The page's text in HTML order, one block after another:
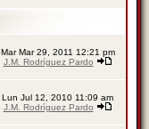
Mar Mar 29, 2011 12:21 pm
J.M. Rodríguez Pardo
Lun Jul 12, 2010 11:09 am
J.M. Rodríguez Pardo